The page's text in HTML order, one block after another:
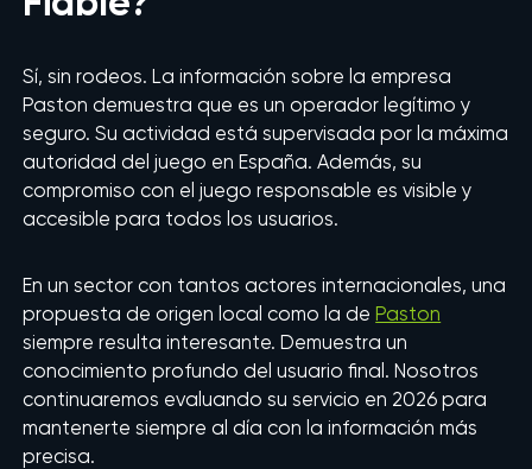
Sí, sin rodeos. La información sobre la empresa
Paston demuestra que es un operador legítimo y
seguro. Su actividad está supervisada por la máxima
autoridad del juego en España. Además, su
compromiso con el juego responsable es visible y
accesible para todos los usuarios.
En un sector con tantos actores internacionales, una
propuesta de origen local como la dePaston
siempre resulta interesante. Demuestra un
conocimiento profundo del usuario final. Nosotros
continuaremos evaluando su servicio en 2026 para
mantenerte siempre al día con la información más
precisa.